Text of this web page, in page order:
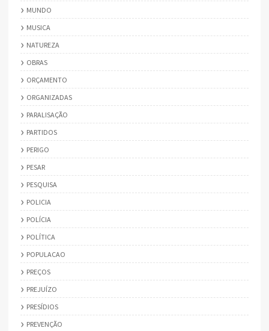
MUNDO
MUSICA
NATUREZA
OBRAS
ORÇAMENTO
ORGANIZADAS
PARALISAÇÃO
PARTIDOS
PERIGO
PESAR
PESQUISA
POLICIA
POLÍCIA
POLÍTICA
POPULACAO
PREÇOS
PREJUÍZO
PRESÍDIOS
PREVENÇÃO